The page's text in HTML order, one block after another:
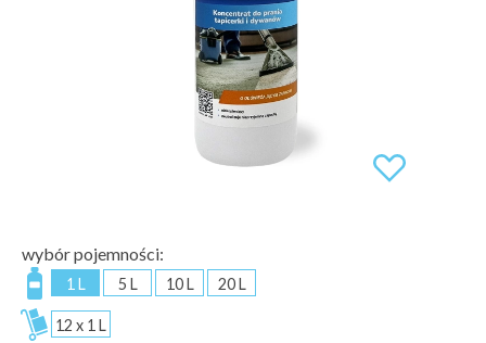
wybór pojemności:
1 L 5 L 10 L 20 L
12 x 1 L